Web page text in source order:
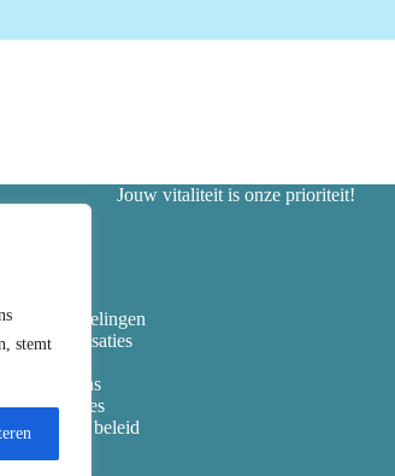
stemt
Jouw vitaliteit is onze prioriteit!
Behandelingen
>Specialisaties
Over ons
> Vacatures
> Privacy beleid